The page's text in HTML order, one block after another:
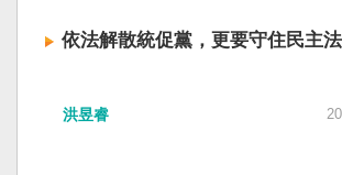
依法解散統促黨，更要守住民主
洪昱睿